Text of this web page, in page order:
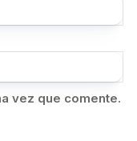
vez que comente.